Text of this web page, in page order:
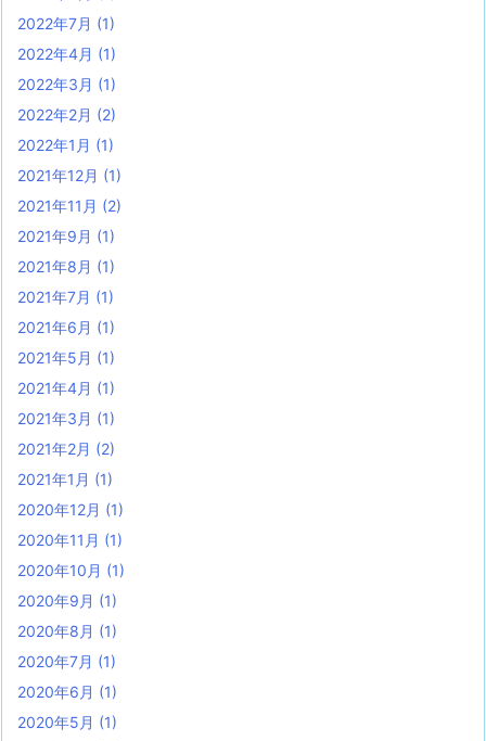
2022年7月 (1)
2022年4月 (1)
2022年3月 (1)
2022年2月 (2)
2022年1月 (1)
2021年12月 (1)
2021年11月 (2)
2021年9月 (1)
2021年8月 (1)
2021年7月 (1)
2021年6月 (1)
2021年5月 (1)
2021年4月 (1)
2021年3月 (1)
2021年2月 (2)
2021年1月 (1)
2020年12月 (1)
2020年11月 (1)
2020年10月 (1)
2020年9月 (1)
2020年8月 (1)
2020年7月 (1)
2020年6月 (1)
2020年5月 (1)